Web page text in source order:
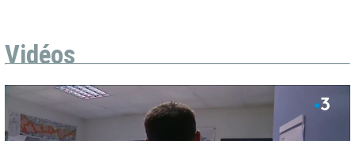
Vidéos